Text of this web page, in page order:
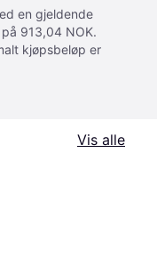
en gjeldende
913,04 NOK.
kjøpsbeløp er
Vis alle